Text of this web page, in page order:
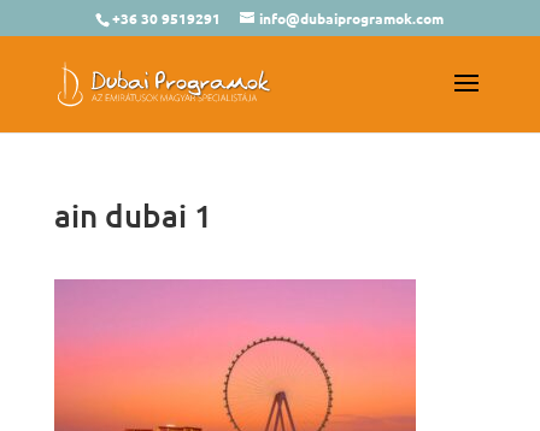
+36 30 9519291 info@dubaiprogramok.com
ain dubai 1